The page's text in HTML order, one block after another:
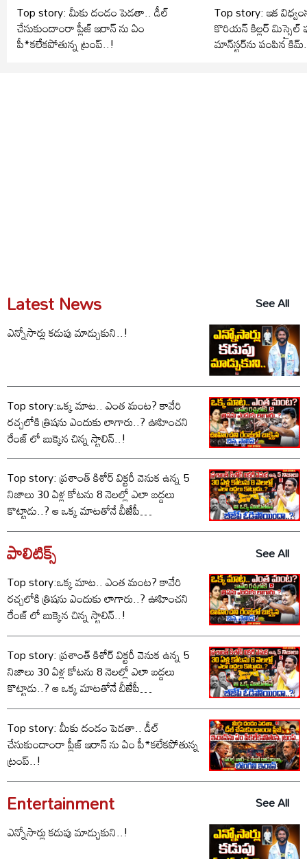
Top story: మీకు దండం పెడతా.. డీల్
చేసుకుందాంరా ప్లీజ్ ఇరాన్ ను ఏం
పీ*కలేకపోతున్న ట్రంప్..!
Top story: ఇక
కొరియన్ కిల్లర్ మిస్సైల్
మాన్‌స్టర్‌ను పంపిన
Latest News
See All
ఎన్నోసార్లు కడుపు మాడ్చుకుని..!
Top story:ఒక్క మాట.. ఎంత మంట? కావేరి
రచ్చలోకి త్రిషను ఎందుకు లాగారు..? ఊహించని
రేంజ్ లో బుక్కైన చిన్న స్టాలిన్..!
Top story: ప్రశాంత్ కిశోర్ విక్టరీ వెనుక ఉన్న 5
నిజాలు 30 ఏళ్ల కోటను 8 నెలల్లో ఎలా బద్దలు
కొట్టాడు..? ఆ ఒక్క మాటతోనే బీజేపీ
ఓడిపోయిందా..?
పాలిటిక్స్‌
See All
Top story:ఒక్క మాట.. ఎంత మంట? కావేరి
రచ్చలోకి త్రిషను ఎందుకు లాగారు..? ఊహించని
రేంజ్ లో బుక్కైన చిన్న స్టాలిన్..!
Top story: ప్రశాంత్ కిశోర్ విక్టరీ వెనుక ఉన్న 5
నిజాలు 30 ఏళ్ల కోటను 8 నెలల్లో ఎలా బద్దలు
కొట్టాడు..? ఆ ఒక్క మాటతోనే బీజేపీ
ఓడిపోయిందా..?
Top story: మీకు దండం పెడతా.. డీల్
చేసుకుందాంరా ప్లీజ్ ఇరాన్ ను ఏం పీ*కలేకపోతున్న
ట్రంప్..!
Entertainment
See All
ఎన్నోసార్లు కడుపు మాడ్చుకుని..!